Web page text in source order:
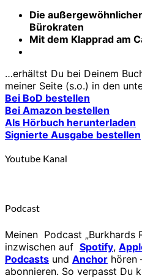
Die
Bürokraten
Mit dem Klapprad am
…erhältst Du bei Deinem
meiner Seite (s.o.) in den
Bei BoD bestellen
Bei Amazon bestellen
Als Hörbuch herunterladen
Signierte Ausgabe bestellen
Youtube Kanal
Podcast
Meinen Podcast „Burkhards
inzwischen auf Spotify,
Podcasts und Anchor hören
abonnieren. So verpasst Du